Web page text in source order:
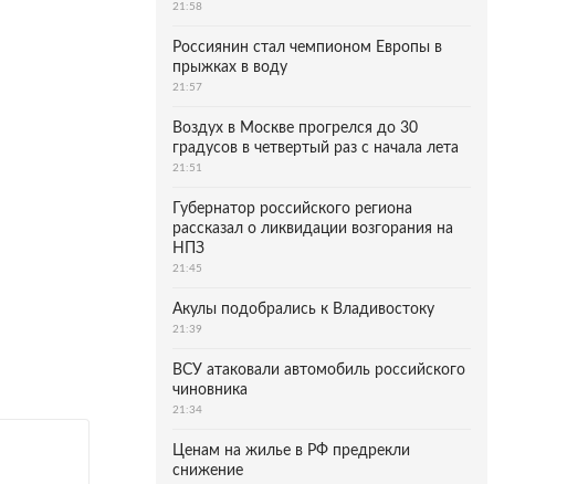
21:58
Россиянин стал чемпионом Европы в
прыжках в воду
21:57
Воздух в Москве прогрелся до 30
градусов в четвертый раз с начала лета
21:51
Губернатор российского региона
рассказал о ликвидации возгорания на
НПЗ
21:45
Акулы подобрались к Владивостоку
21:39
ВСУ атаковали автомобиль российского
чиновника
21:34
Ценам на жилье в РФ предрекли
снижение